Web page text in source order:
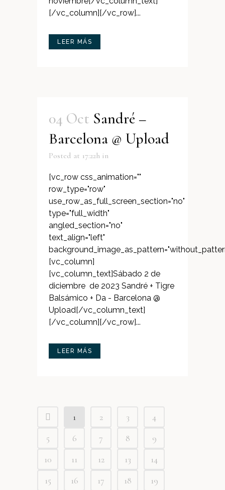
[/vc_column][/vc_row]...
LEER MÁS
04 Oct Sandré –
Barcelona @ Upload
Posted at 17:22h in
[vc_row css_animation=""
row_type="row"
use_row_as_full_screen_section="no"
type="full_width"
angled_section="no"
text_align="left"
[vc_column]
[vc_column_text]Sábado 2 de
diciembre de 2023 Sandré + Tigre
Balsámico + Da - Barcelona @
Upload[/vc_column_text]
[/vc_column][/vc_row]...
LEER MÁS
1 2 3
4
5
6 7 8
9
10
11 12 13
14
15
16 17 18 19